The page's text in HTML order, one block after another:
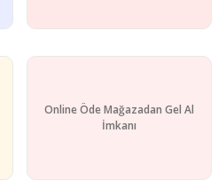
Online Öde Mağazadan Gel Al
İmkanı